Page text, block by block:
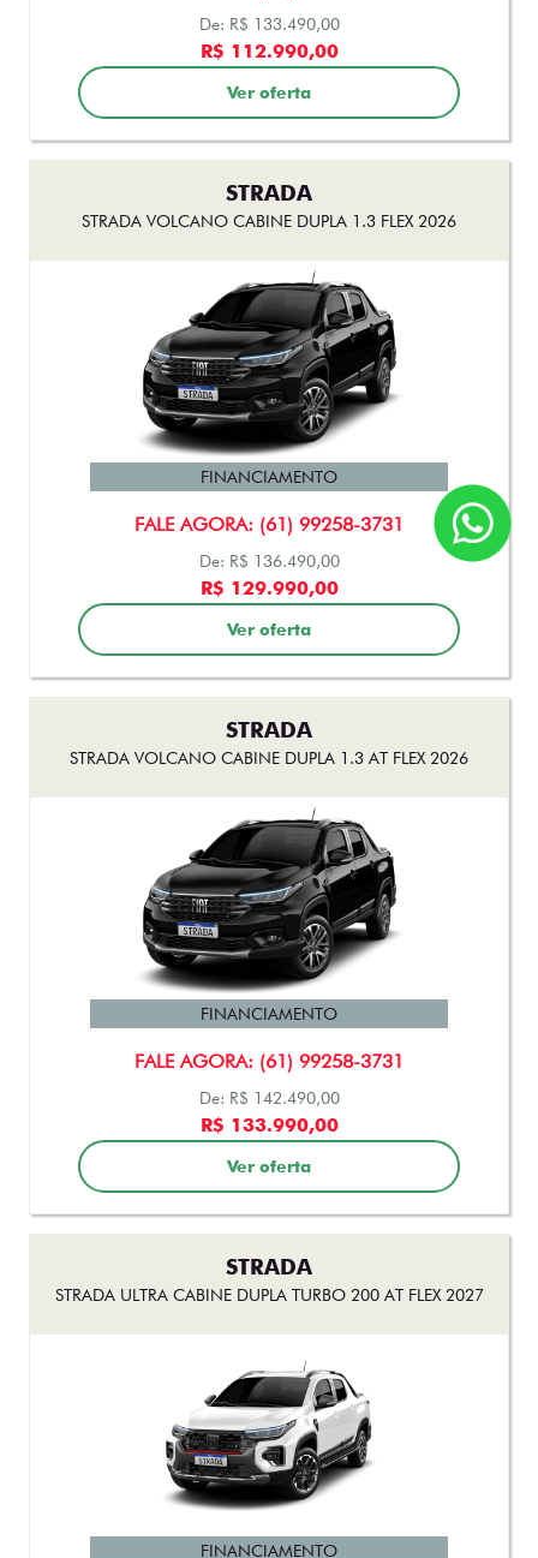
De: R$ 133.490,00
R$ 112.990,00
Ver oferta
STRADA
STRADA VOLCANO CABINE DUPLA 1.3 FLEX 2026
FALE AGORA: (61) 99258-3731
FINANCIAMENTO
De: R$ 136.490,00
R$ 129.990,00
Ver oferta
STRADA
STRADA VOLCANO CABINE DUPLA 1.3 AT FLEX 2026
FALE AGORA: (61) 99258-3731
FINANCIAMENTO
De: R$ 142.490,00
R$ 133.990,00
Ver oferta
STRADA
STRADA ULTRA CABINE DUPLA TURBO 200 AT FLEX 2027
FINANCIAMENTO